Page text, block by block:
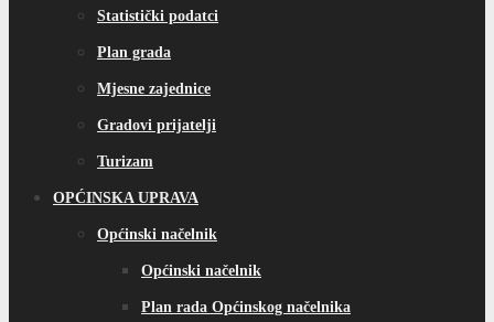
Statistički podatci
Plan grada
Mjesne zajednice
Gradovi prijatelji
Turizam
OPĆINSKA UPRAVA
Općinski načelnik
Općinski načelnik
Plan rada Općinskog načelnika